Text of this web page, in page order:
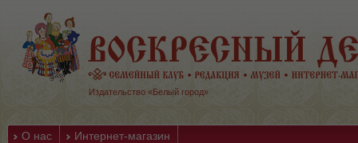
Издательство «Белый город»
О нас Интернет-магазин